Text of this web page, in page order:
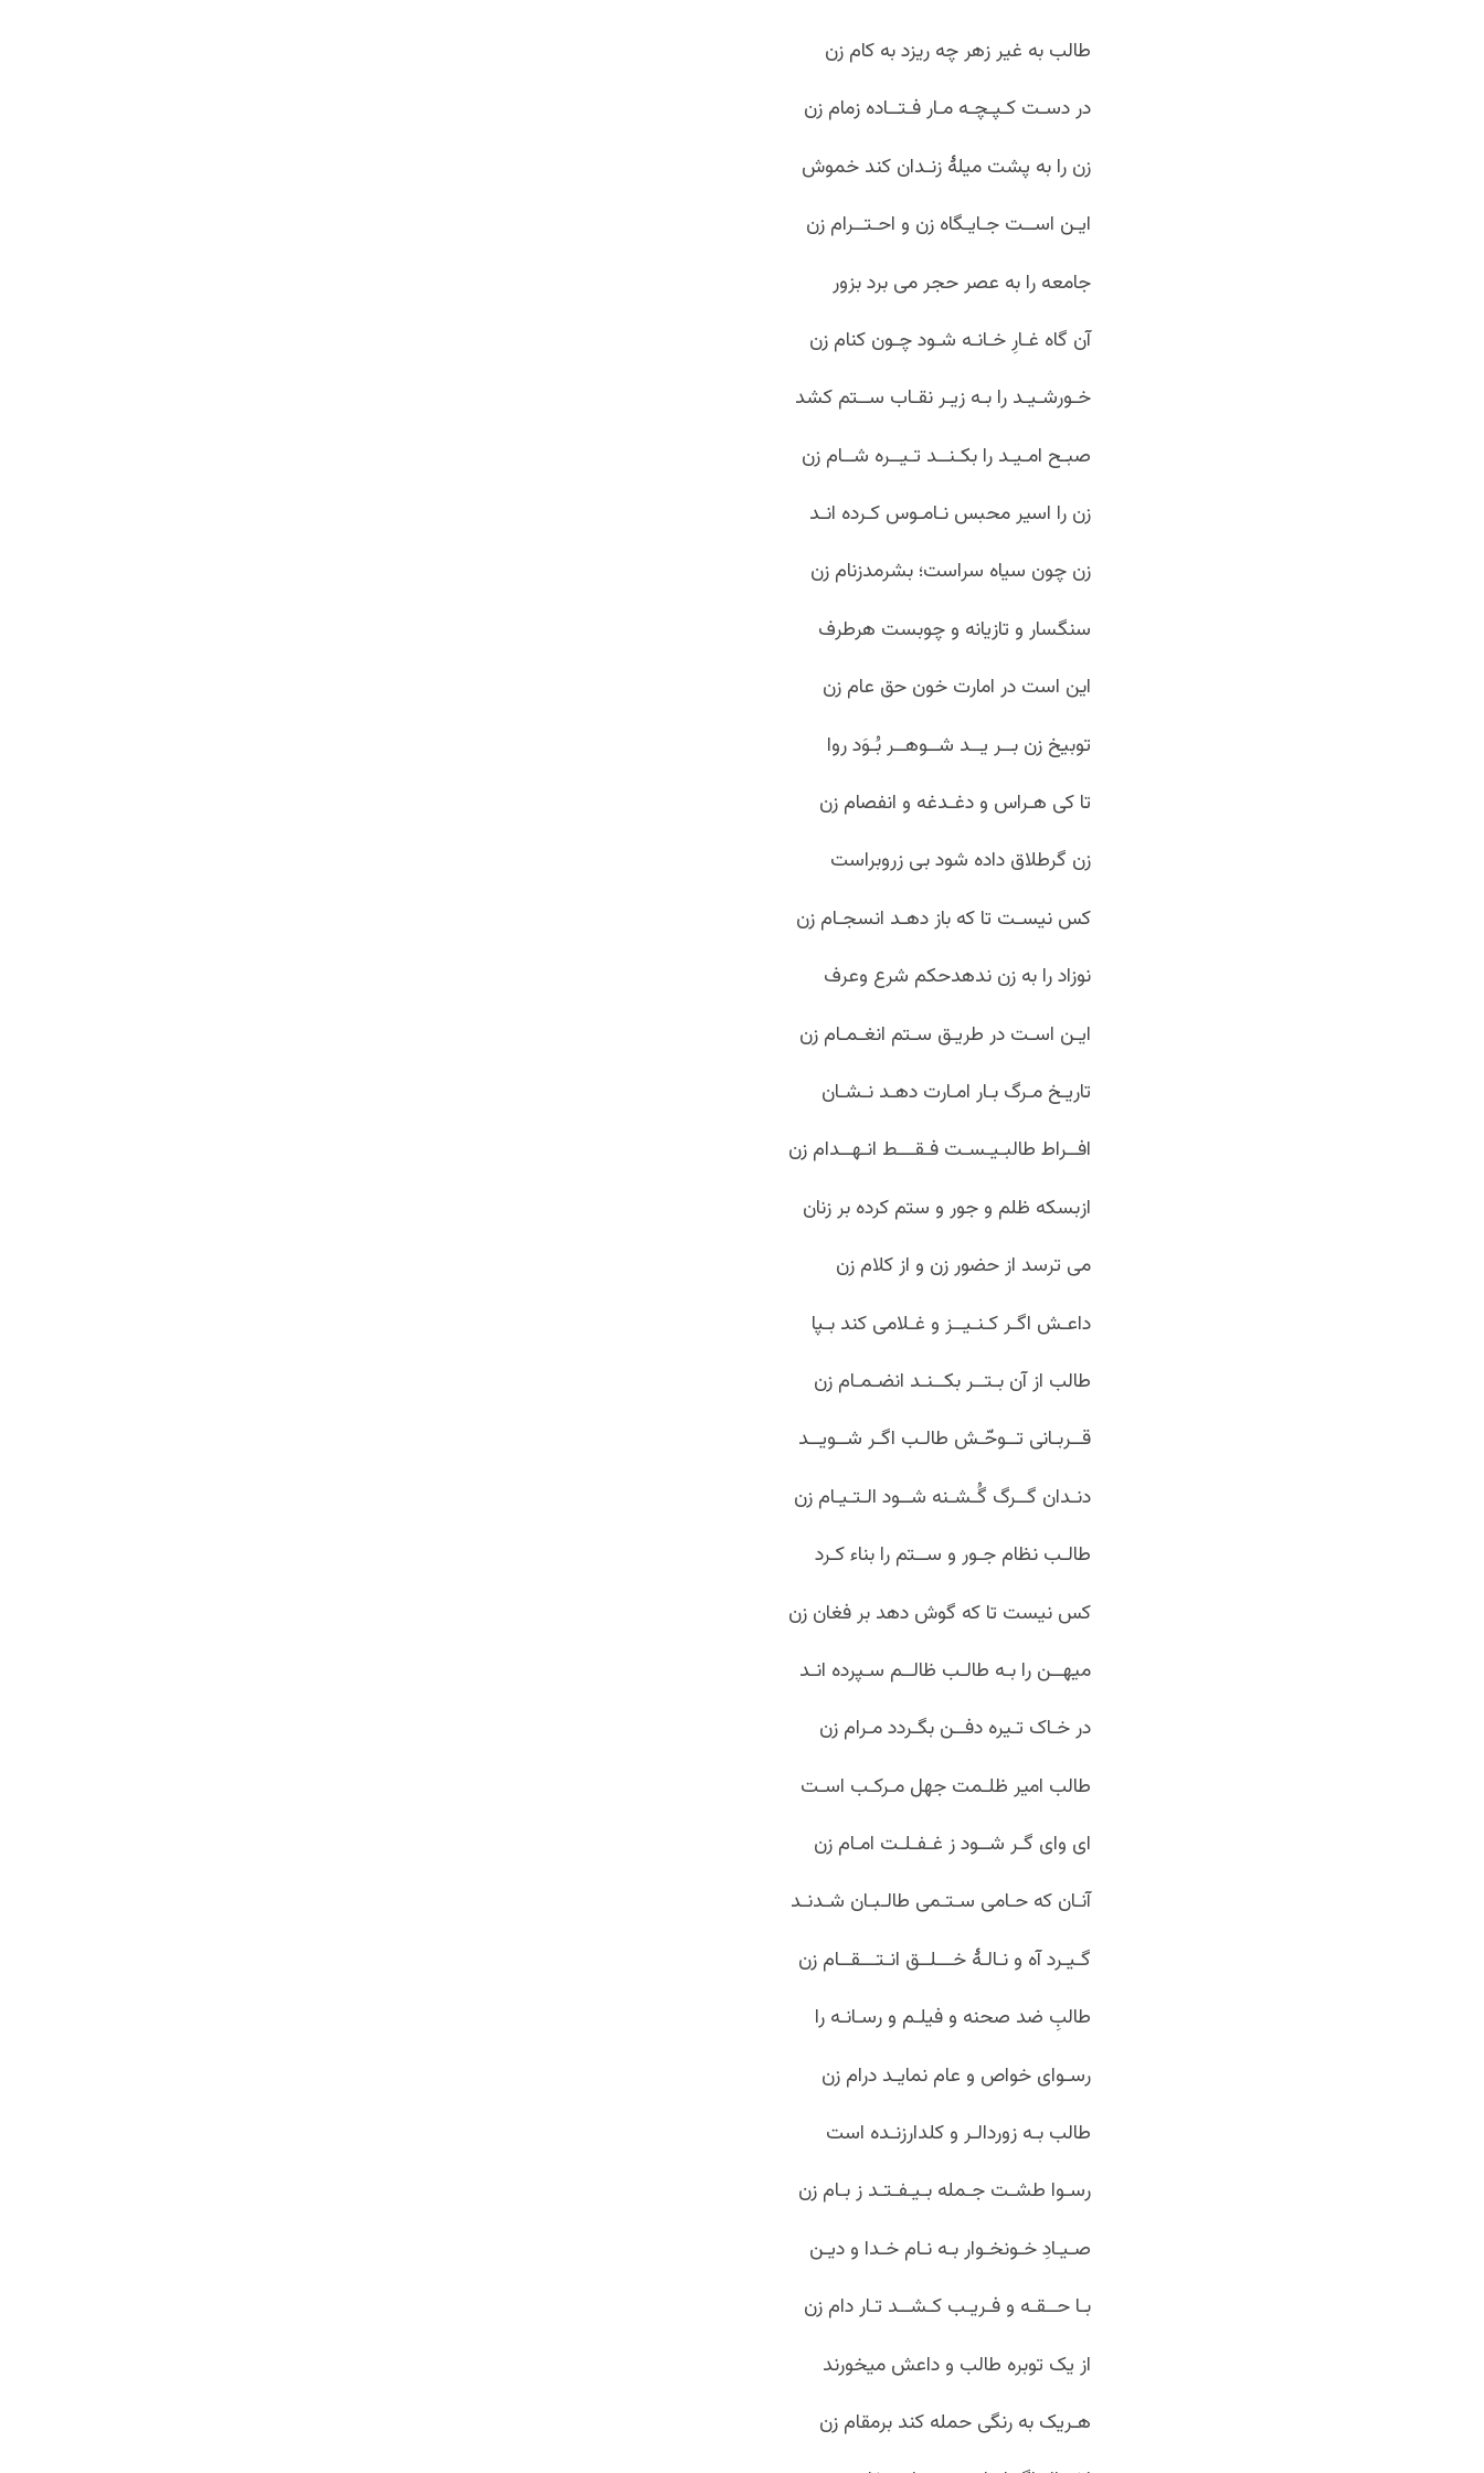
طالب به غیر زهر چه ریزد به کام زن
در دسـت کـپـچـه مـار فـتــاده زمام زن
زن را به پشت میلۀ زنـدان کند خموش
ایـن اســت جـایـگاه زن و احـتــرام زن
جامعه را به عصر حجر می برد بزور
آن گاه غـارِ خـانـه شـود چـون کنام زن
خـورشـیـد را بـه زیـر نقـاب ســتم کشد
صبـح امـیـد را بکـنــد تـیــره شــام زن
زن را اسیر محبس نـامـوس کـرده انـد
زن چون سیاه سراست؛ بشرمدزنام زن
سنگسار و تازیانه و چوبست هرطرف
این است در امارت خون حق عام زن
توبیخ زن بــر یــد شــوهــر بُـوَد روا
تا کی هـراس و دغـدغه و انفصام زن
زن گرطلاق داده شود بی زروبراست
کس نیسـت تا که باز دهـد انسجـام زن
نوزاد را به زن ندهدحکم شرع وعرف
ایـن اسـت در طریـق سـتم انغـمـام زن
تاريـخ مـرگ بـار امـارت دهـد نـشـان
افــراط طالبـیـسـت فـقـــط انـهــدام زن
ازبسکه ظلم و جور و ستم کرده بر زنان
می ترسد از حضور زن و از کلام زن
داعـش اگـر کـنـیــز و غـلامی کند بـپا
طالب از آن بـتــر بکــنـد انضـمـام زن
قــربـانی تــوحّـش طالـب اگـر شــویــد
دنـدان گــرگ گُـشـنه شــود الـتـیـام زن
طالـب نظام جـور و ســتم را بناء کـرد
کس نیست تا که گوش دهد بر فغان زن
میهــن را بـه طالـب ظالــم سـپرده انـد
در خـاک تـیره دفــن بگـردد مـرام زن
طالب امیر ظلـمت جهل مـرکـب اسـت
ای وای گـر شــود ز غـفـلـت امـام زن
آنـان که حـامی سـتـمی طالـبـان شـدنـد
گـیـرد آه و نـالـۀ خـــلــق انـتـــقــام زن
طالبِ ضد صحنه و فیلـم و رسـانـه را
رسـوای خواص و عام نمایـد درام زن
طالب بـه زوردالـر و کلدارزنـده است
رسـوا طشـت جـمله بـیـفـتـد ز بـام زن
صـیـادِ خـونخـوار بـه نـام خـدا و دیـن
بـا حــقـه و فـریـب کـشــد تـار دام زن
از یک توبره طالب و داعش میخورند
هـریک به رنگی حمله کند برمقام زن